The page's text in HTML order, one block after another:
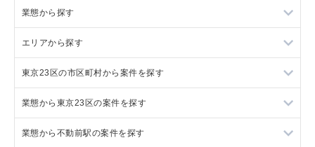
業態から探す
ラーメンの居抜き売却物件の案件一覧
フランス料理の居抜き売却物件の案件一覧
イタリア料理の居抜き売却物件の案件一覧
中華の居抜き売却物件の案件一覧
エリアから探す
東京23区の飲食店の居抜き売却物件の案件一覧
東京都下の飲食店の居抜き売却物件の案件一覧
千葉県の飲食店の居抜き売却物件の案件一覧
東京23区の市区町村から案件を探す
目黒区の飲食店の居抜き売却物件の案件一覧
渋谷区の飲食店の居抜き売却物件の案件一覧
業態から東京23区の案件を探す
東京23区のラーメンの居抜き売却物件の案件一覧
業態から不動前駅の案件を探す